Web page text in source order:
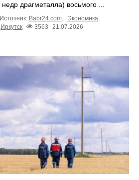
драгметалла) восьмого ...
Источник: Babr24.com. Экономика,
Иркутск 3563 21.07.2026